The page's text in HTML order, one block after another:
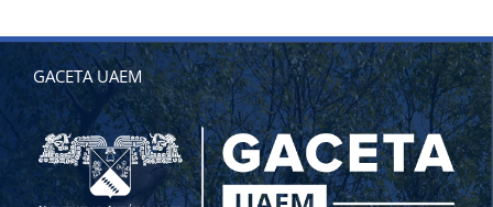
GACETA UAEM